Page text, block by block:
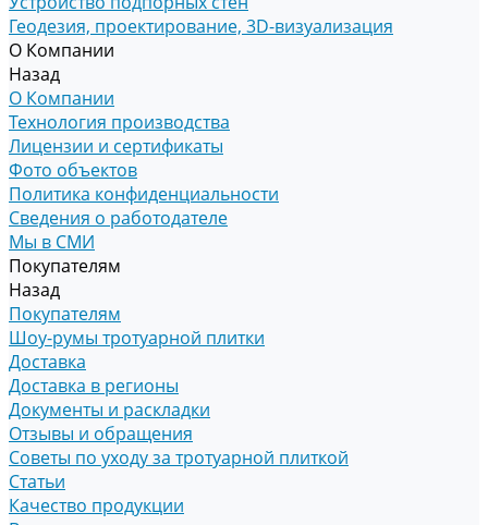
Геодезия, проектирование, 3D-визуализация
О Компании
Назад
О Компании
Технология производства
Лицензии и сертификаты
Фото объектов
Политика конфиденциальности
Сведения о работодателе
Мы в СМИ
Покупателям
Назад
Покупателям
Шоу-румы тротуарной плитки
Доставка
Доставка в регионы
Документы и раскладки
Отзывы и обращения
Советы по уходу за тротуарной плиткой
Статьи
Качество продукции